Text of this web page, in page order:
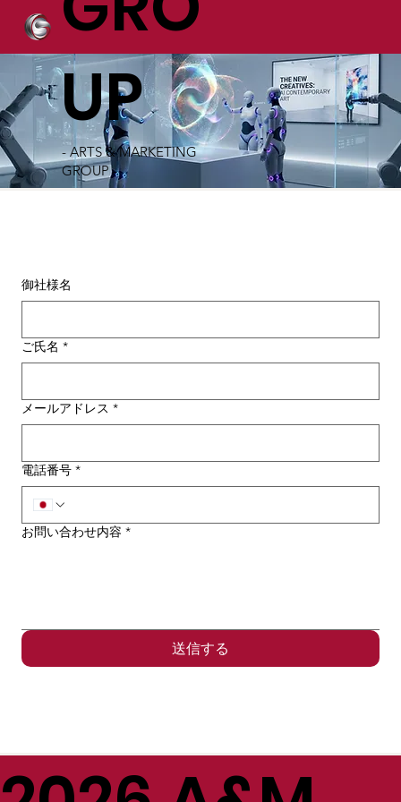
UP
- ARTS & MARKETING
GROUP -
御社様名
ご氏名 *
メールアドレス *
電話番号 *
お問い合わせ内容 *
送信する